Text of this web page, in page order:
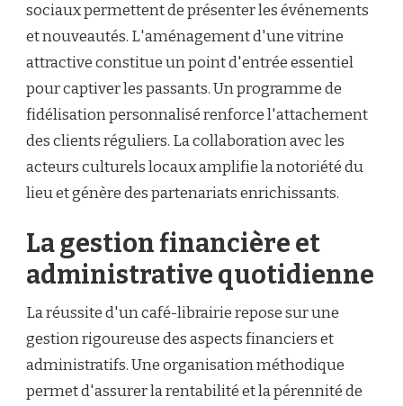
sociaux permettent de présenter les événements
et nouveautés. L'aménagement d'une vitrine
attractive constitue un point d'entrée essentiel
pour captiver les passants. Un programme de
fidélisation personnalisé renforce l'attachement
des clients réguliers. La collaboration avec les
acteurs culturels locaux amplifie la notoriété du
lieu et génère des partenariats enrichissants.
La gestion financière et
administrative quotidienne
La réussite d'un café-librairie repose sur une
gestion rigoureuse des aspects financiers et
administratifs. Une organisation méthodique
permet d'assurer la rentabilité et la pérennité de